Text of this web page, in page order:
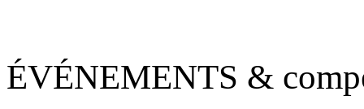
ÉVÉNEMENTS &